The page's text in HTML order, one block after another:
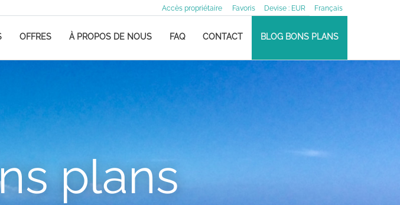
Français
Devise : EUR
Favoris
Accès propriétaire
OFFRES À PROPOS DE NOUS FAQ CONTACT BLOG BONS PLANS
plans